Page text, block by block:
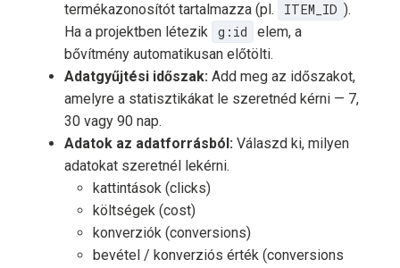
termékazonosítót tartalmazza (pl.
ITEM_ID ).
Ha a projektben létezik g:id
elem, a
bővítmény automatikusan előtölti.
Adatgyűjtési időszak: Add meg az időszakot,
amelyre a statisztikákat le szeretnéd kérni — 7,
30 vagy 90 nap.
Adatok az adatforrásból: Válaszd ki, milyen
adatokat szeretnél lekérni.
kattintások (clicks)
költségek (cost)
konverziók (conversions)
bevétel / konverziós érték (conversions